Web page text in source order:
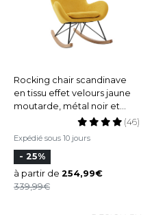
Rocking chair scandinave
en tissu effet velours jaune
moutarde, métal noir et
bois clair ESKUA
Expédié sous 10 jours
(46)
- 25%
à partir de 254,99
339,99